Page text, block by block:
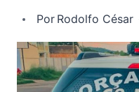
Por Rodolfo César